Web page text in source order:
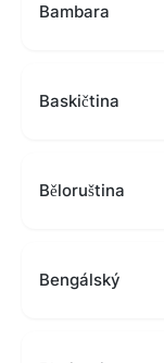
Bambara
Baskičtina
Běloruština
Bengálský